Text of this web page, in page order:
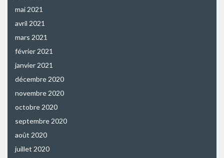
mai 2021
avril 2021
mars 2021
février 2021
janvier 2021
décembre 2020
novembre 2020
octobre 2020
septembre 2020
août 2020
juillet 2020